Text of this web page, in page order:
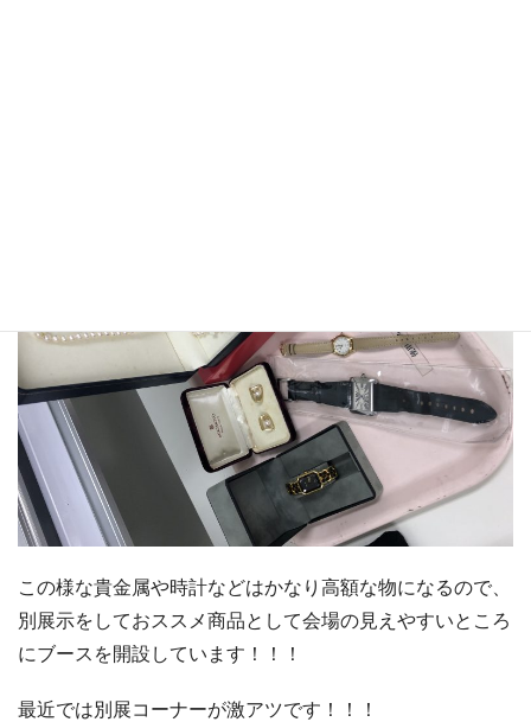
この様な貴金属や時計などはかなり高額な物になるので、
別展示をしておススメ商品として会場の見えやすいところ
にブースを開設しています！！！
最近では別展コーナーが激アツです！！！